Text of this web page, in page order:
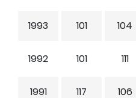
1993 101 104
1992 101 111
1991 117 106